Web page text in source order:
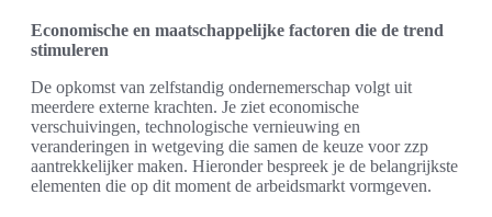
Economische en maatschappelijke factoren die de trend
stimuleren
De opkomst van zelfstandig ondernemerschap volgt uit
meerdere externe krachten. Je ziet economische
verschuivingen, technologische vernieuwing en
veranderingen in wetgeving die samen de keuze voor zzp
aantrekkelijker maken. Hieronder bespreek je de belangrijkste
elementen die op dit moment de arbeidsmarkt vormgeven.